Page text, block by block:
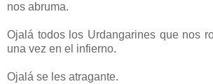
nos abruma.
Ojalá todos los Urdangarines que nos
una vez en el infierno.
Ojalá se les atragante.